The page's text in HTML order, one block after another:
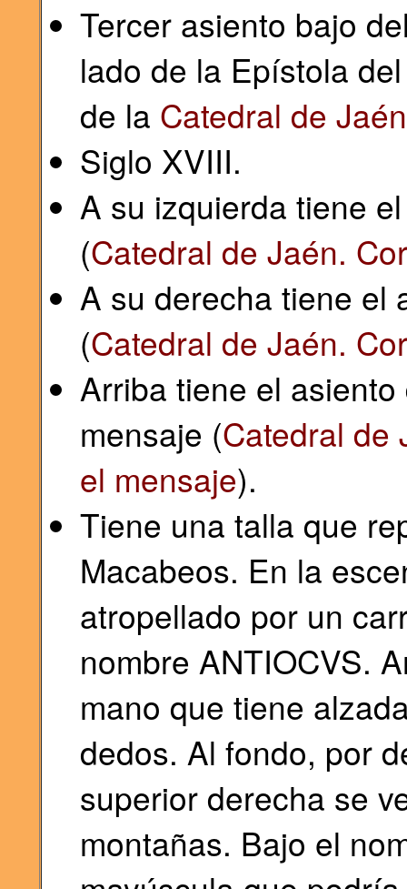
Tercer asiento bajo
lado de la Epístola
de la Catedral de Jaén
Siglo XVIII.
A su izquierda tiene
(Catedral de Jaén.
A su derecha tiene el
(Catedral de Jaén.
Arriba tiene el
mensaje (Catedral de
el mensaje).
Tiene una talla que
Macabeos. En la
atropellado por un
nombre ANTIOCVS.
mano que tiene
dedos. Al fondo, por
superior derecha se
montañas. Bajo el